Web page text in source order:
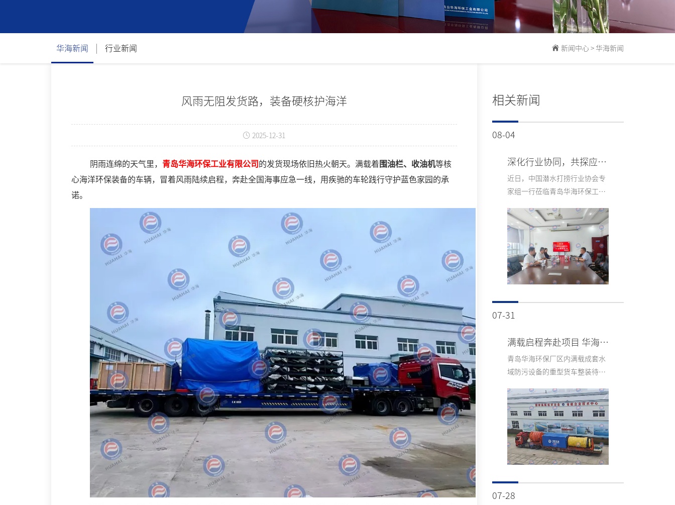
华海新闻 行业新闻 新闻中心 > 华海新闻
风雨无阻发货路，装备硬核护海洋
2025-12-31
阴雨连绵的天气里， 青岛华海环保工业有限公司 的发货现场依旧热火朝天。满载着 围油栏、收油机等核
心海洋环保装备的车辆，冒着风雨陆续启程，奔赴全国海事应急一线，用疾驰的车轮践行守护蓝色家园的承
诺。
相关新闻
08-04
深化行业协同，共探应急新局 中国潜水打捞行业协会莅临华海环保走访交流
近日，中国潜水打捞行业协会专
家组一行莅临青岛华海环保工业
室开展深度座谈，围绕水域应急
抢险、溢油处置装备配套、行业
标准共建等内容交流研讨，探索
潜水打捞与环保防污装备领域的
深度合作路径。
07-31
满载启程奔赴项目 华海环保成套防污装备顺利发车交付
青岛华海环保厂区内满载成套水
域防污设备的重型货车整装待
出，这批定制围油栏及配套设备
将按期运往中海油项目现场，标
志着本次定制订单圆满完成生
产、装车与发货全流程。
07-28